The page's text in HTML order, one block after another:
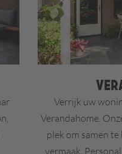
Verrijk uw
Verandahome.
plek om samen
vermaak.